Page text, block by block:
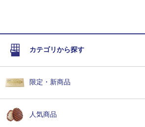
カテゴリから探す
限定・新商品
人気商品